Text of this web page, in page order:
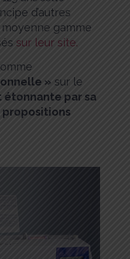
d’autres
gamme
sur leur site.
» sur le
étonnante par sa
propositions